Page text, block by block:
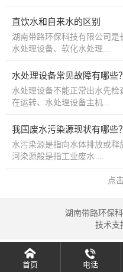
直饮水和自来水的区别
湖南带路环保科技有限公司
水处理设备、软化水处理...
水处理设备常见故障有哪些？
水处理设备不能正常出水先
在运转、水处理设备主机...
我国废水污染源现状有哪些？
水污染源是指向水体排放或
河染源般是指工业废水 ...
点
湖南带路环保
技术支
首页 电话